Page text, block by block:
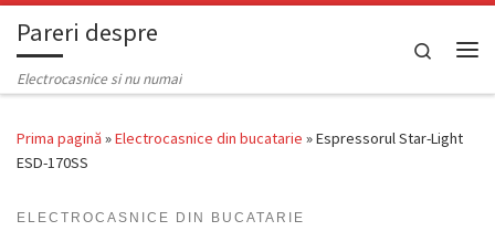
Skip to content
Pareri despre
Electrocasnice si nu numai
Search
Prima pagină»Electrocasnice din bucatarie »Espressorul Star-Light
ESD-170SS
ELECTROCASNICE DIN BUCATARIE